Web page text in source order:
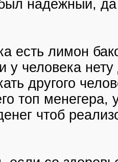
надежный, да
есть лимон
у человека
другого
топ менегера,
чтоб